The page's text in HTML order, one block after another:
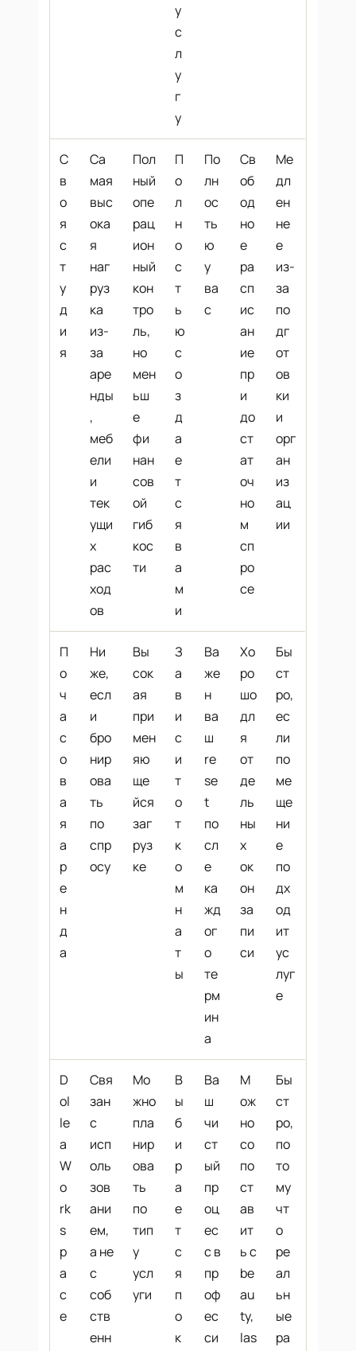
у
с
л
у
г
у
С
в
о
я
с
т
у
д
и
я
Са
мая
выс
ока
я
наг
руз
ка
из-
за
аре
нды
,
меб
ели
и
тек
ущи
х
рас
ход
ов
Пол
ный
опе
рац
ион
ный
кон
тро
ль,
но
мен
ьш
е
фи
нан
сов
ой
гиб
кос
ти
П
о
л
н
о
с
т
ь
ю
с
о
з
д
а
е
т
с
я
в
а
м
и
По
лн
ос
ть
ю
у
ва
с
Св
об
од
но
е
ра
сп
ис
ан
ие
пр
и
до
ст
ат
оч
но
м
сп
ро
се
Ме
дл
ен
не
е
из-
за
по
дг
от
ов
ки
и
орг
ан
из
ац
ии
П
о
ч
а
с
о
в
а
я
а
р
е
н
д
а
Ни
же,
есл
и
бро
нир
ова
ть
по
спр
осу
Вы
сок
ая
при
мен
яю
ще
йся
заг
руз
ке
З
а
в
и
с
и
т
о
т
к
о
м
н
а
т
ы
Ва
же
н
ва
ш
re
se
t
по
сл
е
ка
жд
ог
о
те
рм
ин
а
Хо
ро
шо
дл
я
от
де
ль
ны
х
ок
он
за
пи
си
Бы
ст
ро,
ес
ли
по
ме
ще
ни
е
по
дх
од
ит
ус
луг
е
D
ol
le
a
W
o
rk
s
p
a
c
e
Свя
зан
с
исп
оль
зов
ани
ем,
а не
с
соб
ств
енн
Мо
жно
пла
нир
ова
ть
по
тип
у
усл
уги
В
ы
б
и
р
а
е
т
с
я
п
о
к
Ва
ш
чи
ст
ый
пр
оц
ес
с в
пр
оф
ес
си
М
ож
но
со
по
ст
ав
ит
ь с
be
au
ty,
las
Бы
ст
ро,
по
то
му
чт
о
ре
ал
ьн
ые
ра